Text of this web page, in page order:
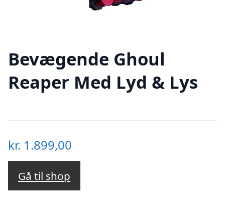
Bevægende Ghoul
Reaper Med Lyd & Lys
kr. 1.899,00
Gå til shop